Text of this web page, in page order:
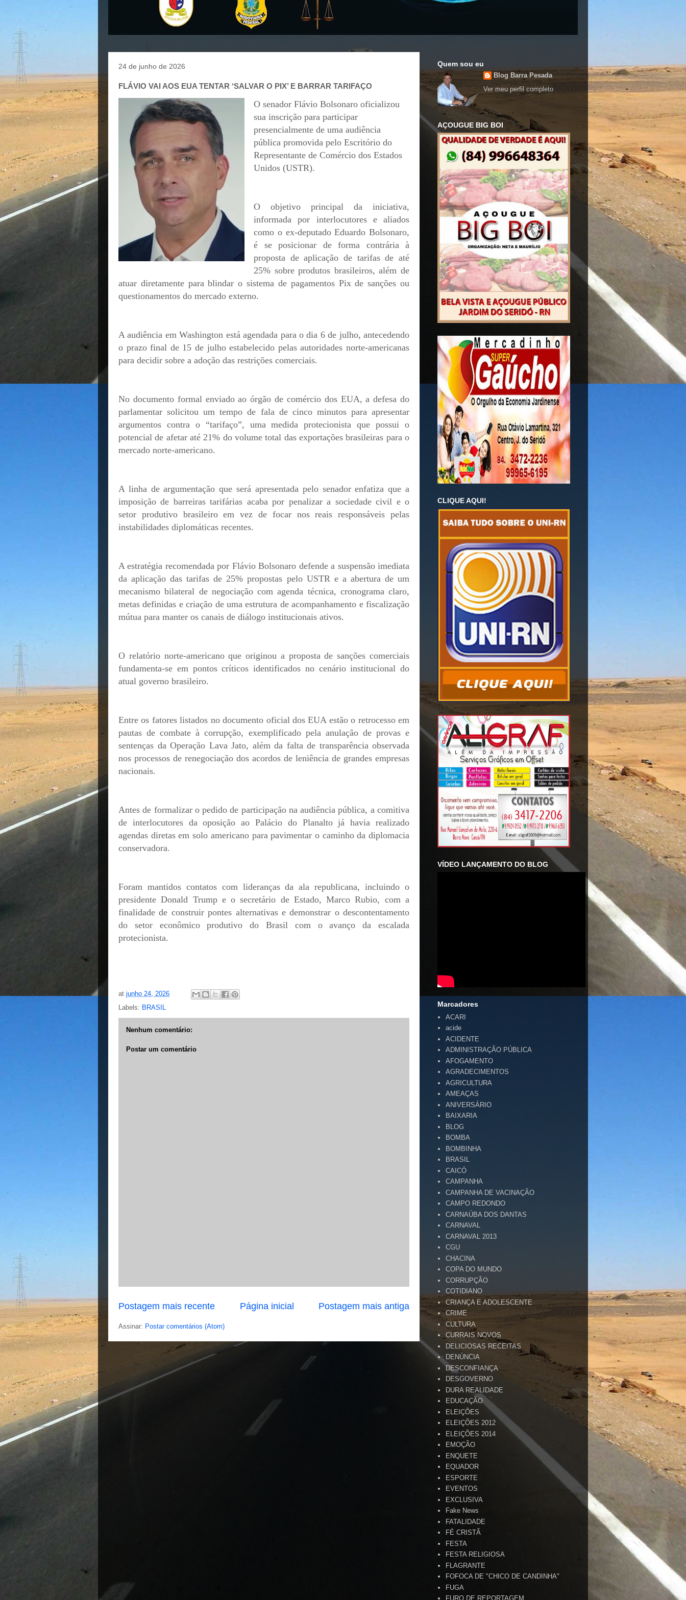
24 de junho de 2026
FLÁVIO VAI AOS EUA TENTAR ‘SALVAR O PIX’ E BARRAR TARIFAÇO
O senador Flávio Bolsonaro oficializou
sua inscrição para participar
presencialmente de uma audiência
pública promovida pelo Escritório do
Representante de Comércio dos Estados
Unidos (USTR).
O objetivo principal da iniciativa,
informada por interlocutores e aliados
como o ex-deputado Eduardo Bolsonaro,
é se posicionar de forma contrária à
proposta de aplicação de tarifas de até
25% sobre produtos brasileiros, além de
atuar diretamente para blindar o sistema de pagamentos Pix de sanções ou
questionamentos do mercado externo.
A audiência em Washington está agendada para o dia 6 de julho, antecedendo
o prazo final de 15 de julho estabelecido pelas autoridades norte-americanas
para decidir sobre a adoção das restrições comerciais.
No documento formal enviado ao órgão de comércio dos EUA, a defesa do
parlamentar solicitou um tempo de fala de cinco minutos para apresentar
argumentos contra o “tarifaço”, uma medida protecionista que possui o
potencial de afetar até 21% do volume total das exportações brasileiras para o
mercado norte-americano.
A linha de argumentação que será apresentada pelo senador enfatiza que a
imposição de barreiras tarifárias acaba por penalizar a sociedade civil e o
setor produtivo brasileiro em vez de focar nos reais responsáveis pelas
instabilidades diplomáticas recentes.
A estratégia recomendada por Flávio Bolsonaro defende a suspensão imediata
da aplicação das tarifas de 25% propostas pelo USTR e a abertura de um
mecanismo bilateral de negociação com agenda técnica, cronograma claro,
metas definidas e criação de uma estrutura de acompanhamento e fiscalização
mútua para manter os canais de diálogo institucionais ativos.
O relatório norte-americano que originou a proposta de sanções comerciais
fundamenta-se em pontos críticos identificados no cenário institucional do
atual governo brasileiro.
Entre os fatores listados no documento oficial dos EUA estão o retrocesso em
pautas de combate à corrupção, exemplificado pela anulação de provas e
sentenças da Operação Lava Jato, além da falta de transparência observada
nos processos de renegociação dos acordos de leniência de grandes empresas
nacionais.
Antes de formalizar o pedido de participação na audiência pública, a comitiva
de interlocutores da oposição ao Palácio do Planalto já havia realizado
agendas diretas em solo americano para pavimentar o caminho da diplomacia
conservadora.
Foram mantidos contatos com lideranças da ala republicana, incluindo o
presidente Donald Trump e o secretário de Estado, Marco Rubio, com a
finalidade de construir pontes alternativas e demonstrar o descontentamento
do setor econômico produtivo do Brasil com o avanço da escalada
protecionista.
at junho 24, 2026
Labels: BRASIL
Nenhum comentário:
Postar um comentário
Postagem mais recente Postagem mais antiga
Página inicial
Assinar: Postar comentários (Atom)
Quem sou eu
Blog Barra Pesada
Ver meu perfil completo
AÇOUGUE BIG BOI
CLIQUE AQUI!
VÍDEO LANÇAMENTO DO BLOG
Marcadores
ACARI
acide
ACIDENTE
ADMINISTRAÇÃO PÚBLICA
AFOGAMENTO
AGRADECIMENTOS
AGRICULTURA
AMEAÇAS
ANIVERSÁRIO
BAIXARIA
BLOG
BOMBA
BOMBINHA
BRASIL
CAICÓ
CAMPANHA
CAMPANHA DE VACINAÇÃO
CAMPO REDONDO
CARNAÚBA DOS DANTAS
CARNAVAL
CARNAVAL 2013
CGU
CHACINA
COPA DO MUNDO
CORRUPÇÃO
COTIDIANO
CRIANÇA E ADOLESCENTE
CRIME
CULTURA
CURRAIS NOVOS
DELICIOSAS RECEITAS
DENÚNCIA
DESCONFIANÇA
DESGOVERNO
DURA REALIDADE
EDUCAÇÃO
ELEIÇÕES
ELEIÇÕES 2012
ELEIÇÕES 2014
EMOÇÃO
ENQUETE
EQUADOR
ESPORTE
EVENTOS
EXCLUSIVA
Fake News
FATALIDADE
FÉ CRISTÃ
FESTA
FESTA RELIGIOSA
FLAGRANTE
FOFOCA DE "CHICO DE CANDINHA"
FUGA
FURO DE REPORTAGEM